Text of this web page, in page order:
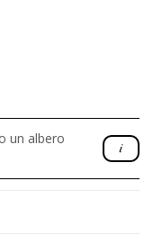
un albero